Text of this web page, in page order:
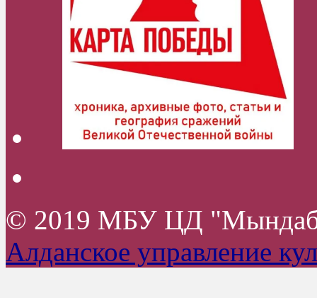
© 2019 МБУ ЦД
Алданское управление